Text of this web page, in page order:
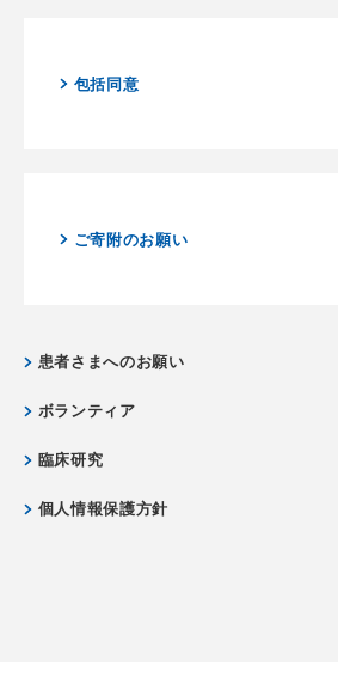
包括同意
ご寄附のお願い
患者さまへのお願い
ボランティア
臨床研究
個人情報保護方針